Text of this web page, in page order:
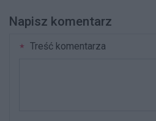
Napisz komentarz
Treść komentarza